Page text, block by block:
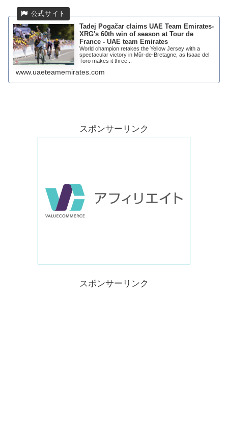
Tadej Pogačar claims UAE Team Emirates-
XRG's 60th win of season at Tour de
France - UAE team Emirates
World champion retakes the Yellow Jersey with a
spectacular victory in Mûr-de-Bretagne, as Isaac del
Toro makes it three...
www.uaeteamemirates.com
スポンサーリンク
スポンサーリンク